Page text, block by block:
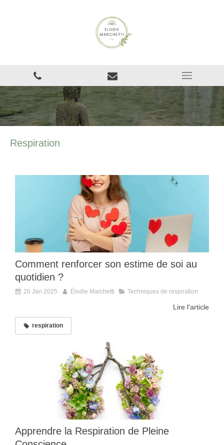
Respiration
Comment renforcer son estime de soi au
quotidien ?
20 Jan 2025 Élodie Marchetti Techniques de respiration
Lire l'article
respiration
Apprendre la Respiration de Pleine